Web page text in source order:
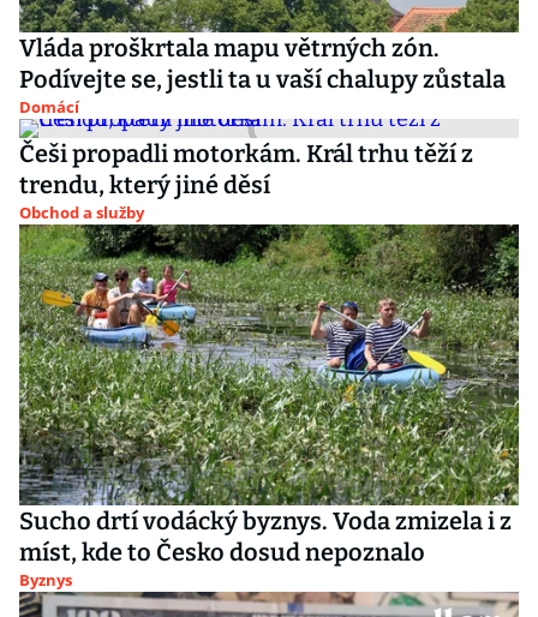
Vláda proškrtala mapu větrných zón.
Podívejte se, jestli ta u vaší chalupy zůstala
Domácí
Češi propadli motorkám. Král trhu těží z
trendu, který jiné děsí
Obchod a služby
Sucho drtí vodácký byznys. Voda zmizela i z
míst, kde to Česko dosud nepoznalo
Byznys